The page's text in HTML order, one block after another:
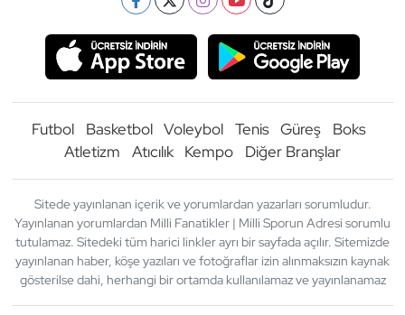
Futbol Basketbol Voleybol Tenis Güreş
Boks
Atletizm
Atıcılık Kempo Diğer Branşlar
Sitede yayınlanan içerik ve yorumlardan yazarları sorumludur.
Yayınlanan yorumlardan Milli Fanatikler | Milli Sporun Adresi sorumlu
tutulamaz. Sitedeki tüm harici linkler ayrı bir sayfada açılır. Sitemizde
yayınlanan haber, köşe yazıları ve fotoğraflar izin alınmaksızın kaynak
gösterilse dahi, herhangi bir ortamda kullanılamaz ve yayınlanamaz